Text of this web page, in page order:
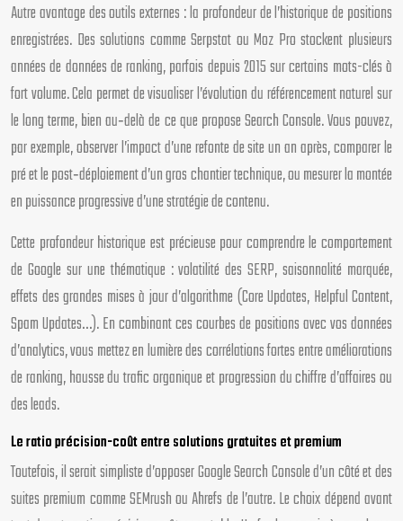
Autre avantage des outils externes : la profondeur de l’historique de positions
enregistrées. Des solutions comme Serpstat ou Moz Pro stockent plusieurs
années de données de ranking, parfois depuis 2015 sur certains mots-clés à
fort volume. Cela permet de visualiser l’évolution du référencement naturel sur
le long terme, bien au‑delà de ce que propose Search Console. Vous pouvez,
par exemple, observer l’impact d’une refonte de site un an après, comparer le
pré et le post‑déploiement d’un gros chantier technique, ou mesurer la montée
en puissance progressive d’une stratégie de contenu.
Cette profondeur historique est précieuse pour comprendre le comportement
de Google sur une thématique : volatilité des SERP, saisonnalité marquée,
effets des grandes mises à jour d’algorithme (Core Updates, Helpful Content,
Spam Updates…). En combinant ces courbes de positions avec vos données
d’analytics, vous mettez en lumière des corrélations fortes entre améliorations
de ranking, hausse du trafic organique et progression du chiffre d’affaires ou
des leads.
Le ratio précision-coût entre solutions gratuites et premium
Toutefois, il serait simpliste d’opposer Google Search Console d’un côté et des
suites premium comme SEMrush ou Ahrefs de l’autre. Le choix dépend avant